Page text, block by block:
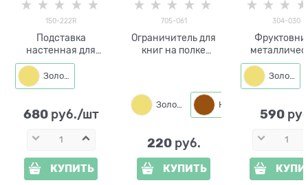
150-222R
Подставка
настенная для
одного растения
150-222R со
съёмной корзиной
Золото
680 руб./шт
КУПИТЬ
705-061
Ограничитель для
книг на полке
Золото
220 руб.
КУПИТЬ
304-030
304-030
27смЗолото
590